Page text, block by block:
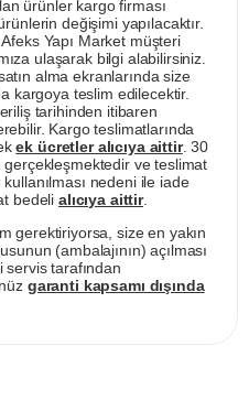
ürünler kargo firması
değişimi yapılacaktır.
Yapı Market müşteri
ulaşarak bilgi alabilirsiniz.
alma ekranlarında size
kargoya teslim edilecektir.
tarihinden itibaren
Kargo teslimatlarında
ek ücretler alıcıya aittir. 30
ve teslimat
nedeni ile iade
bedeli alıcıya aittir.
gerektiriyorsa, size en yakın
(ambalajının) açılması
tarafından
garanti kapsamı dışında